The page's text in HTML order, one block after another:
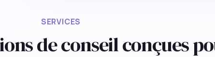
SERVICES
de conseil conçues